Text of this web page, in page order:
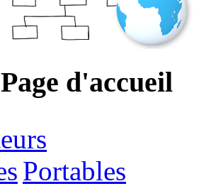
Page d'accueil
Portables